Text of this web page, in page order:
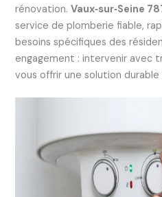
rénovation. Vaux‑sur‑Seine
service de plomberie fiable,
besoins spécifiques des
engagement : intervenir avec
vous offrir une solution